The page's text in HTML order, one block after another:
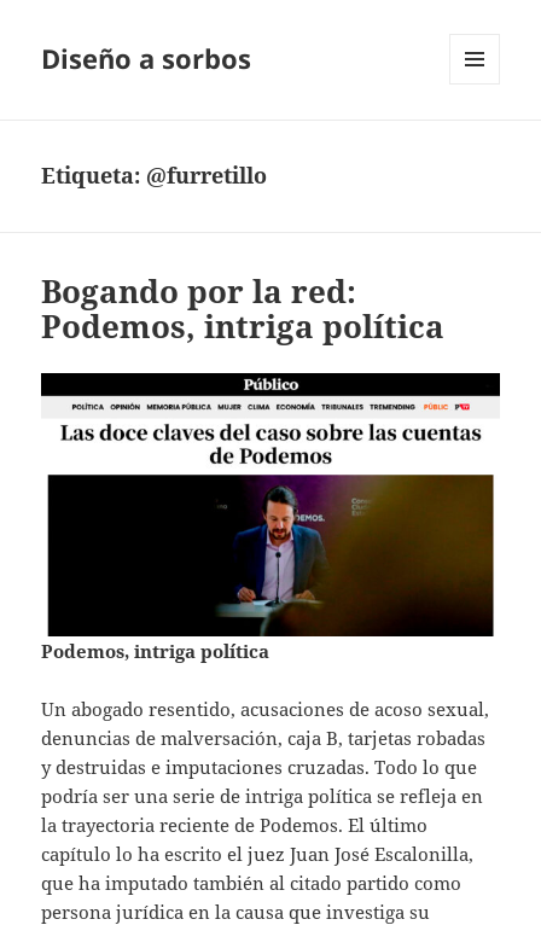
Diseño a sorbos
Etiqueta: @furretillo
Bogando por la red:
Podemos, intriga política
Podemos, intriga política
Un abogado resentido, acusaciones de acoso sexual,
denuncias de malversación, caja B, tarjetas robadas
y destruidas e imputaciones cruzadas. Todo lo que
podría ser una serie de intriga política se refleja en
la trayectoria reciente de Podemos. El último
capítulo lo ha escrito el juez Juan José Escalonilla,
que ha imputado también al citado partido como
persona jurídica en la causa que investiga su